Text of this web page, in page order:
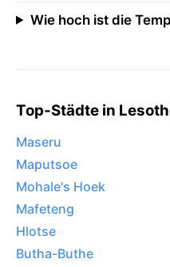
Wie hoch ist die
Top-Städte in
Maseru
Maputsoe
Mohale's Hoek
Mafeteng
Hlotse
Butha-Buthe